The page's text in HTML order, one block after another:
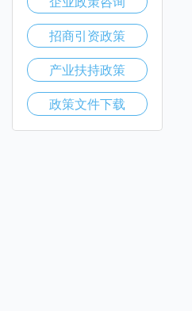
招商引资政策
产业扶持政策
政策文件下载